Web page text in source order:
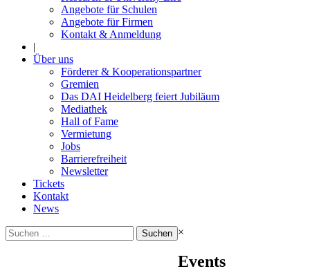
Angebote für Schulen
Angebote für Firmen
Kontakt & Anmeldung
|
Über uns
Förderer & Kooperationspartner
Gremien
Das DAI Heidelberg feiert Jubiläum
Mediathek
Hall of Fame
Vermietung
Jobs
Barrierefreiheit
Newsletter
Tickets
Kontakt
News
Suchen
nach:
×
Events